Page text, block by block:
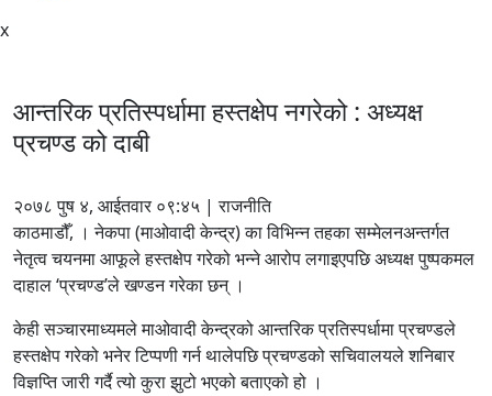
x
आन्तरिक प्रतिस्पर्धामा हस्तक्षेप नगरेको : अध्यक्ष
प्रचण्ड को दाबी
२०७८ पुष ४, आईतवार ०९:४५ | राजनीति
काठमाडौँ, । नेकपा (माओवादी केन्द्र) का विभिन्न तहका सम्मेलनअन्तर्गत
नेतृत्व चयनमा आफूले हस्तक्षेप गरेको भन्ने आरोप लगाइएपछि अध्यक्ष पुष्पकमल
दाहाल ‘प्रचण्ड’ले खण्डन गरेका छन् ।
केही सञ्चारमाध्यमले माओवादी केन्द्रको आन्तरिक प्रतिस्पर्धामा प्रचण्डले
हस्तक्षेप गरेको भनेर टिप्पणी गर्न थालेपछि प्रचण्डको सचिवालयले शनिबार
विज्ञप्ति जारी गर्दै त्यो कुरा झुटो भएको बताएको हो ।